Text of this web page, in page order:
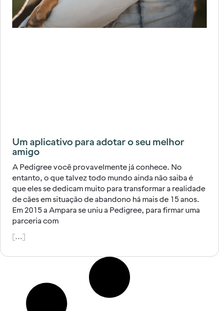
Um aplicativo para adotar o seu melhor
amigo
A Pedigree você provavelmente já conhece. No
entanto, o que talvez todo mundo ainda não saiba é
que eles se dedicam muito para transformar a realidade
de cães em situação de abandono há mais de 15 anos.
Em 2015 a Ampara se uniu a Pedigree, para firmar uma
parceria com
[...]